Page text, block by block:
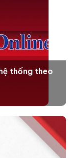
thống theo